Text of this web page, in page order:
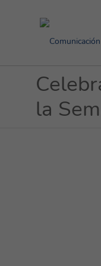
la